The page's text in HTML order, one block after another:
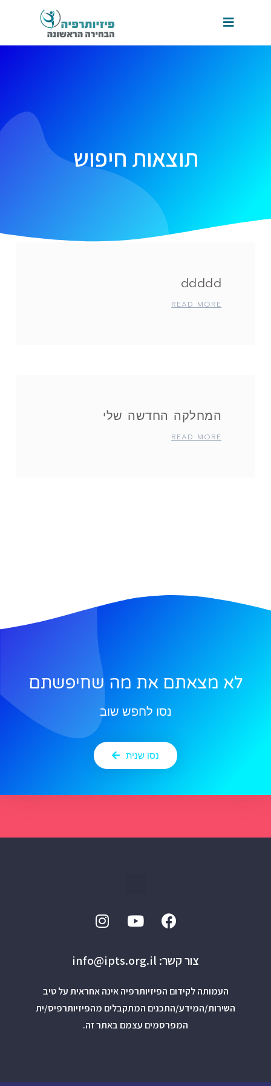
תוצאות חיפוש
ddddd
READ MORE
המחלקה החדשה שלי
READ MORE
לא מצאתם את מה שחיפשתם
נסו לחפש שוב
נסו שנית
צור קשר: info@ipts.org.il
העמותה לקידום הפיזיותרפיה אינה אחראית על טיב
השירות/המידע/התכנים המתקבלים מהפיזיותרפיס/ית
המפרסמים עצמם באתר זה.